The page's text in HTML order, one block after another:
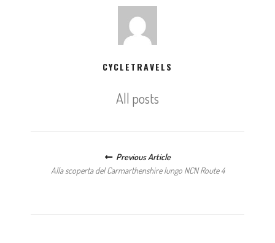
CYCLETRAVELS
All posts
Previous Article
Alla scoperta del Carmarthenshire lungo NCN Route 4